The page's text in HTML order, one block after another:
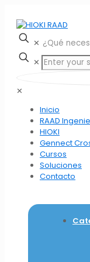
✕
✕
✕
Inicio
RAAD
HIOKI
Gennect
Cursos
Soluciones
Contacto